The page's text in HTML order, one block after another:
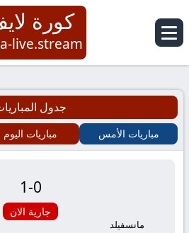
كورة
لايف
|
koora
كورة
live.stream
جدول
مباريات الأمس مباريات اليوم
مانسفيلد
0
-
1
جارية الان